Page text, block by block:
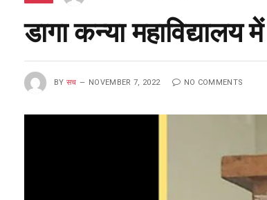
डागा कन्या महाविद्यालय
BY सच NOVEMBER 7, 2022 NO COMMENTS